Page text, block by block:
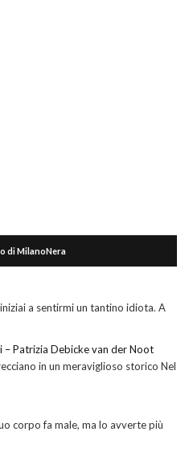
di MilanoNera
a sentirmi un tantino idiota. A
– Patrizia Debicke van der Noot
in un meraviglioso storico Nel
corpo fa male, ma lo avverte più